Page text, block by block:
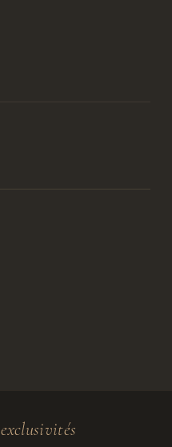
exclusivités